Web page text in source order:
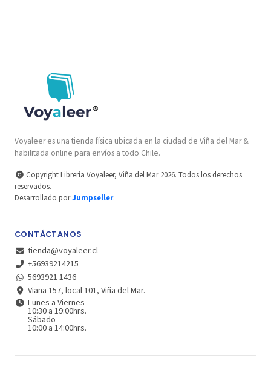
Voyaleer es una tienda física ubicada en la ciudad de Viña del Mar &
habilitada online para envíos a todo Chile.
Copyright Librería Voyaleer, Viña del Mar 2026. Todos los derechos
reservados.
Desarrollado porJumpseller.
CONTÁCTANOS
tienda@voyaleer.cl
+56939214215
5693921 1436
Viana 157, local 101, Viña del Mar.
Lunes a Viernes
10:30 a 19:00hrs.
Sábado
10:00 a 14:00hrs.